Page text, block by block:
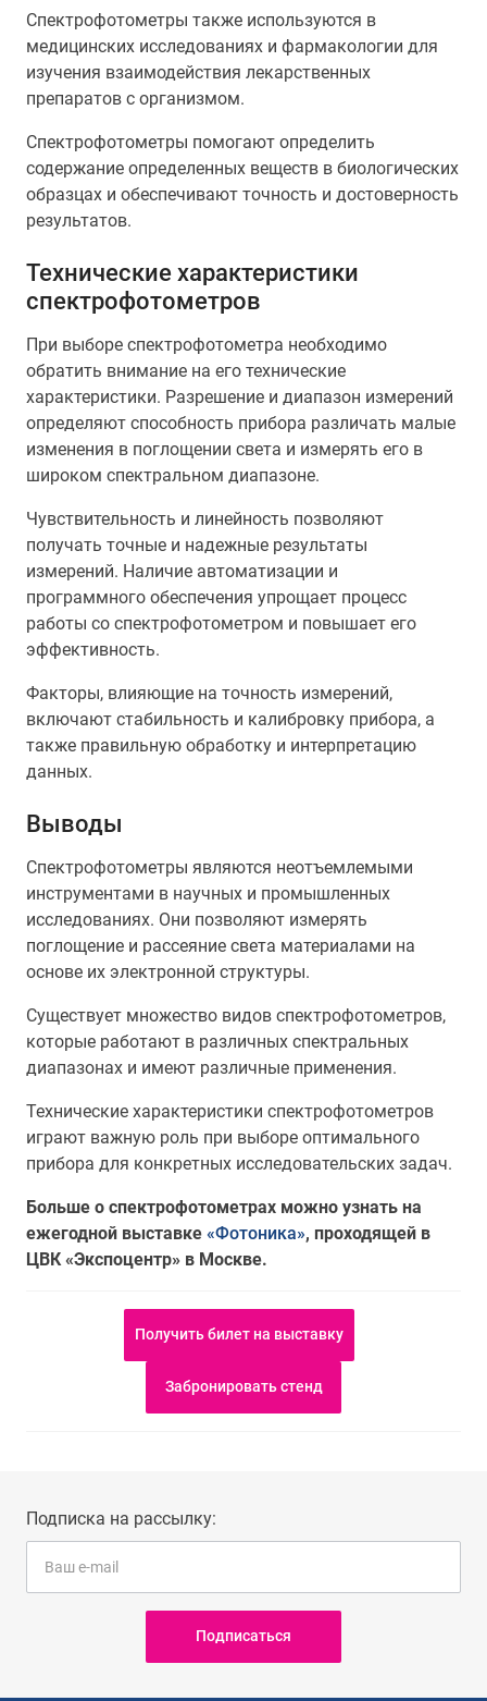
Спектрофотометры также используются в
медицинских исследованиях и фармакологии для
изучения взаимодействия лекарственных
препаратов с организмом.
Спектрофотометры помогают определить
содержание определенных веществ в биологических
образцах и обеспечивают точность и достоверность
результатов.
Технические характеристики
спектрофотометров
При выборе спектрофотометра необходимо
обратить внимание на его технические
характеристики. Разрешение и диапазон измерений
определяют способность прибора различать малые
изменения в поглощении света и измерять его в
широком спектральном диапазоне.
Чувствительность и линейность позволяют
получать точные и надежные результаты
измерений. Наличие автоматизации и
программного обеспечения упрощает процесс
работы со спектрофотометром и повышает его
эффективность.
Факторы, влияющие на точность измерений,
включают стабильность и калибровку прибора, а
также правильную обработку и интерпретацию
данных.
Выводы
Спектрофотометры являются неотъемлемыми
инструментами в научных и промышленных
исследованиях. Они позволяют измерять
поглощение и рассеяние света материалами на
основе их электронной структуры.
Существует множество видов спектрофотометров,
которые работают в различных спектральных
диапазонах и имеют различные применения.
Технические характеристики спектрофотометров
играют важную роль при выборе оптимального
прибора для конкретных исследовательских задач.
Больше о спектрофотометрах можно узнать на
ежегодной выставке «Фотоника», проходящей в
ЦВК «Экспоцентр» в Москве.
Получить билет на выставку
Забронировать стенд
Подписка на рассылку:
Подписаться